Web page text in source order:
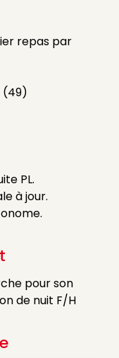
repas par
(49)
PL.
à jour.
pour son
de nuit F/H